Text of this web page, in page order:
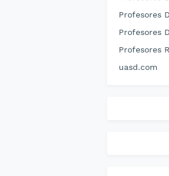
Profesores
Profesores
Profesores
uasd.com